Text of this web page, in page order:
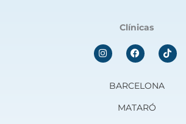
Clínicas
I
n
s
F
a
c
b
o
k
BARCELONA
MATARÓ